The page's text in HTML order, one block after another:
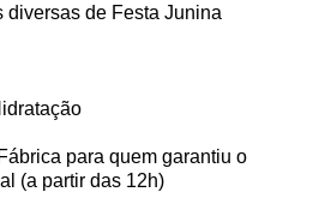
diversas de Festa Junina
para quem garantiu o
(a partir das 12h)